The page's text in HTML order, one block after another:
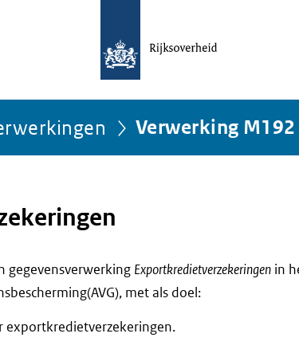
Verwerking M192
gegevensverwerking Exportkredietverzekeringen in
met als doel:
exportkredietverzekeringen.